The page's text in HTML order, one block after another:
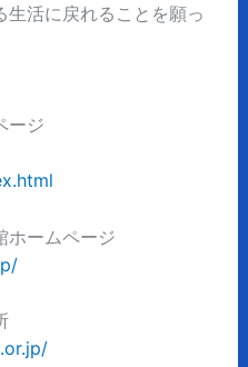
活に戻れることを願っ
ージ
ホームページ